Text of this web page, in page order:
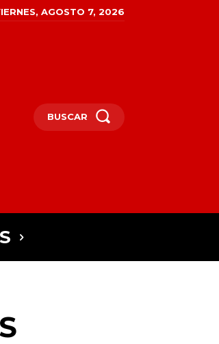
AGOSTO 7, 2026
BUSCAR